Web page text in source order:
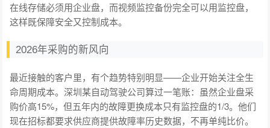
在线存储必须用企业盘，而视频监控备份完全可以用监控盘，
这样既保障安全又控制成本。
2026年采购的新风向
最近接触的客户里，有个趋势特别明显——企业开始关注全生
命周期成本。深圳某自动驾驶公司算过一笔账：虽然企业盘采
购价高15%，但五年内的故障更换成本只有监控盘的1/3。他们
现在招标都要求供应商提供故障率历史数据，不再单纯比价。